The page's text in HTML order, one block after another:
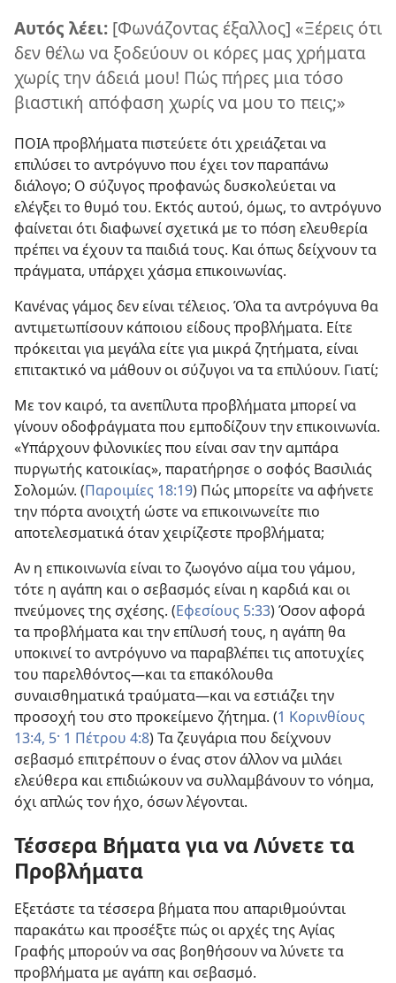
Αυτός λέει: [Φωνάζοντας έξαλλος] «Ξέρεις ότι
δεν θέλω να ξοδεύουν οι κόρες μας χρήματα
χωρίς την άδειά μου! Πώς πήρες μια τόσο
βιαστική απόφαση χωρίς να μου το πεις;»
ΠΟΙΑ προβλήματα πιστεύετε ότι χρειάζεται να
επιλύσει το αντρόγυνο που έχει τον παραπάνω
διάλογο; Ο σύζυγος προφανώς δυσκολεύεται να
ελέγξει το θυμό του. Εκτός αυτού, όμως, το αντρόγυνο
φαίνεται ότι διαφωνεί σχετικά με το πόση ελευθερία
πρέπει να έχουν τα παιδιά τους. Και όπως δείχνουν τα
πράγματα, υπάρχει χάσμα επικοινωνίας.
Κανένας γάμος δεν είναι τέλειος. Όλα τα αντρόγυνα θα
αντιμετωπίσουν κάποιου είδους προβλήματα. Είτε
πρόκειται για μεγάλα είτε για μικρά ζητήματα, είναι
επιτακτικό να μάθουν οι σύζυγοι να τα επιλύουν. Γιατί;
Με τον καιρό, τα ανεπίλυτα προβλήματα μπορεί να
γίνουν οδοφράγματα που εμποδίζουν την επικοινωνία.
«Υπάρχουν φιλονικίες που είναι σαν την αμπάρα
πυργωτής κατοικίας», παρατήρησε ο σοφός Βασιλιάς
Σολομών. (Παροιμίες 18:19) Πώς μπορείτε να αφήνετε
την πόρτα ανοιχτή ώστε να επικοινωνείτε πιο
αποτελεσματικά όταν χειρίζεστε προβλήματα;
Αν η επικοινωνία είναι το ζωογόνο αίμα του γάμου,
τότε η αγάπη και ο σεβασμός είναι η καρδιά και οι
πνεύμονες της σχέσης. (Εφεσίους 5:33) Όσον αφορά
τα προβλήματα και την επίλυσή τους, η αγάπη θα
υποκινεί το αντρόγυνο να παραβλέπει τις αποτυχίες
του παρελθόντος—και τα επακόλουθα
συναισθηματικά τραύματα—και να εστιάζει την
προσοχή του στο προκείμενο ζήτημα. (1 Κορινθίους
13:4, 5· 1 Πέτρου 4:8) Τα ζευγάρια που δείχνουν
σεβασμό επιτρέπουν ο ένας στον άλλον να μιλάει
ελεύθερα και επιδιώκουν να συλλαμβάνουν το νόημα,
όχι απλώς τον ήχο, όσων λέγονται.
Τέσσερα Βήματα για να Λύνετε τα
Προβλήματα
Εξετάστε τα τέσσερα βήματα που απαριθμούνται
παρακάτω και προσέξτε πώς οι αρχές της Αγίας
Γραφής μπορούν να σας βοηθήσουν να λύνετε τα
προβλήματα με αγάπη και σεβασμό.